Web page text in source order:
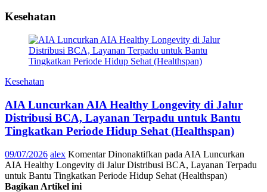
Kesehatan
Kesehatan
AIA Luncurkan AIA Healthy Longevity di Jalur
Distribusi BCA, Layanan Terpadu untuk Bantu
Tingkatkan Periode Hidup Sehat (Healthspan)
09/07/2026 alex Komentar Dinonaktifkan pada AIA Luncurkan
AIA Healthy Longevity di Jalur Distribusi BCA, Layanan Terpadu
untuk Bantu Tingkatkan Periode Hidup Sehat (Healthspan)
Bagikan Artikel ini